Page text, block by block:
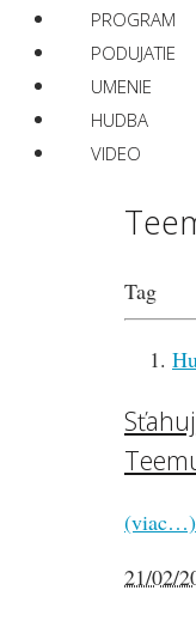
PROGRAM
PODUJATIE
UMENIE
HUDBA
VIDEO
Tag
(viac…)
21/02/